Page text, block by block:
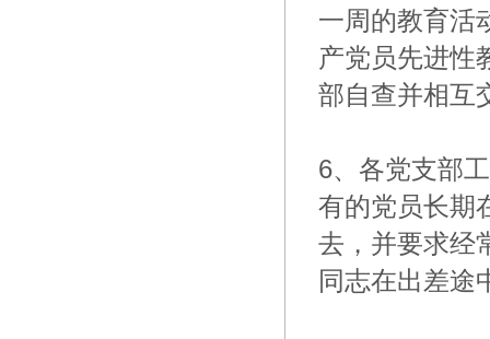
一周的教育活
产党员先进性
部自查并相互
6、各党支部
有的党员长期
去，并要求经
同志在出差途